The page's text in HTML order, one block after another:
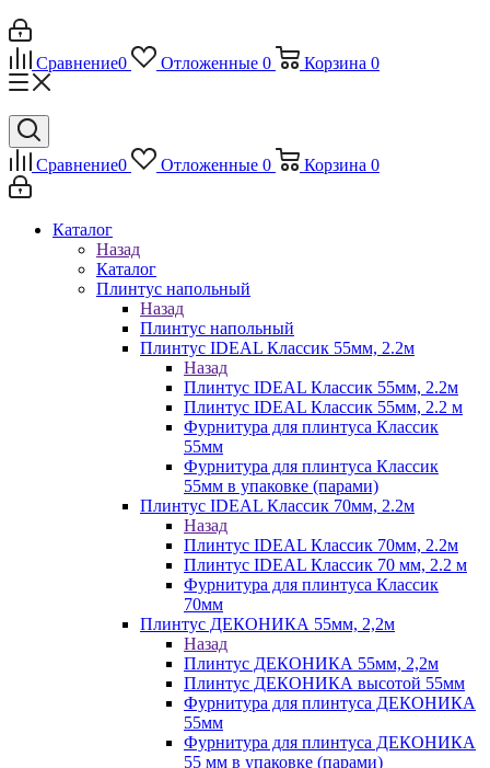
Сравнение0 Отложенные 0 Корзина 0
Сравнение0 Отложенные 0 Корзина 0
Каталог
Назад
Каталог
Плинтус напольный
Назад
Плинтус напольный
Плинтус IDEAL Классик 55мм, 2.2м
Назад
Плинтус IDEAL Классик 55мм, 2.2м
Плинтус IDEAL Классик 55мм, 2.2 м
Фурнитура для плинтуса Классик
55мм
Фурнитура для плинтуса Классик
55мм в упаковке (парами)
Плинтус IDEAL Классик 70мм, 2.2м
Назад
Плинтус IDEAL Классик 70мм, 2.2м
Плинтус IDEAL Классик 70 мм, 2.2 м
Фурнитура для плинтуса Классик
70мм
Плинтус ДЕКОНИКА 55мм, 2,2м
Назад
Плинтус ДЕКОНИКА 55мм, 2,2м
Плинтус ДЕКОНИКА высотой 55мм
Фурнитура для плинтуса ДЕКОНИКА
55мм
Фурнитура для плинтуса ДЕКОНИКА
55 мм в упаковке (парами)